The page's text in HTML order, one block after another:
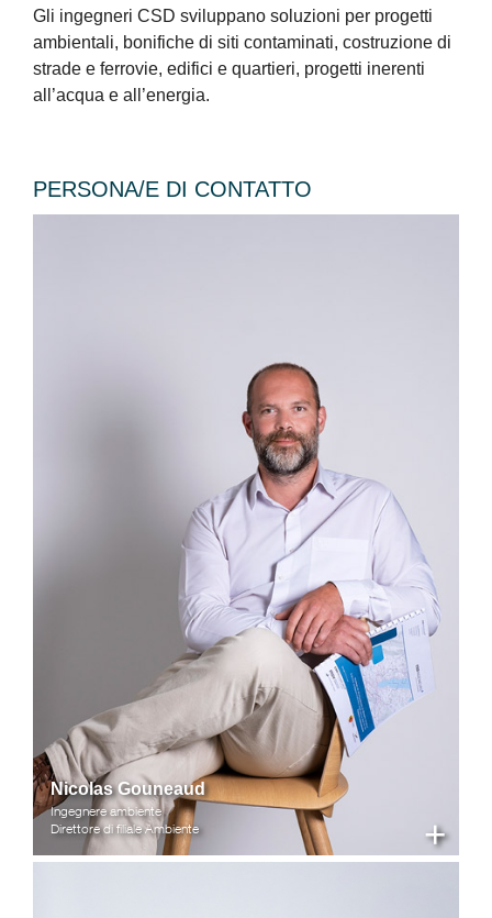
Gli ingegneri CSD sviluppano soluzioni per progetti
ambientali, bonifiche di siti contaminati, costruzione di
strade e ferrovie, edifici e quartieri, progetti inerenti
all’acqua e all’energia.
PERSONA/E DI CONTATTO
+
Nicolas Gouneaud
Ingegnere ambiente
Direttore di filiale Ambiente